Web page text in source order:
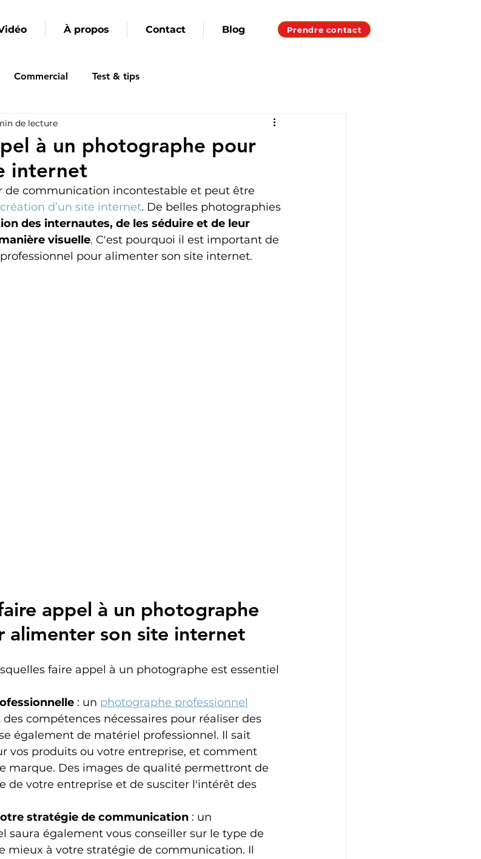
À propos Contact Blog Prendre contact
Commercial Test & tips
à un photographe pour
internet
de lecture
de communication incontestable et peut être
création d’un site internet. De belles photographies
des internautes, de les séduire et de leur
visuelle. C'est pourquoi il est important de
pour alimenter son site internet.
appel à un photographe
alimenter son site internet
faire appel à un photographe est essentiel
: un photographe professionnel
compétences nécessaires pour réaliser des
également de matériel professionnel. Il sait
vos produits ou votre entreprise, et comment
marque. Des images de qualité permettront de
de votre entreprise et de susciter l'intérêt des
stratégie de communication : un
saura également vous conseiller sur le type de
mieux à votre stratégie de communication. Il